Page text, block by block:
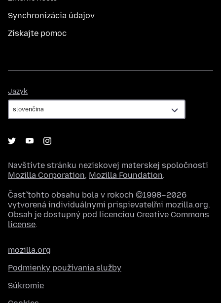
Synchronizácia údajov
Získajte pomoc
Jazyk
Navštívte stránku neziskovej materskej spoločnosti
Mozilla Corporation, Mozilla Foundation.
Časť tohto obsahu bola v rokoch ©1998–2026
vytvorená individuálnymi prispievateľmi mozilla.org.
Obsah je dostupný pod licenciou Creative Commons
license.
mozilla.org
Podmienky používania služby
Súkromie